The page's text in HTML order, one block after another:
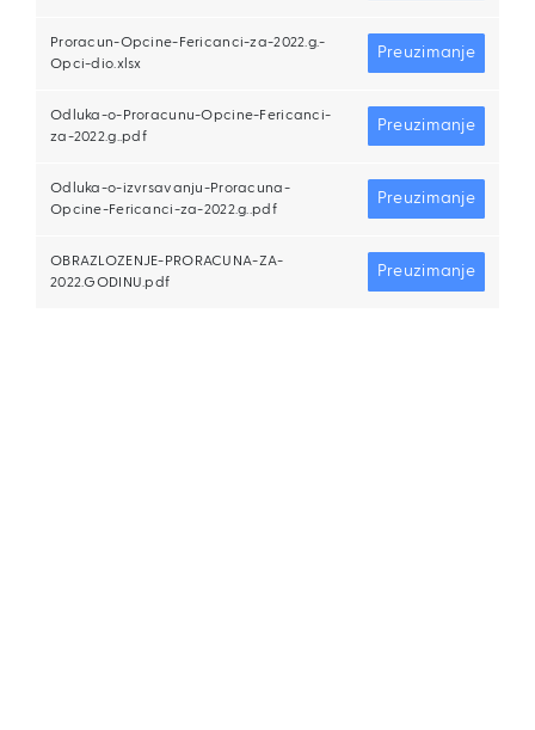
Proracun-Opcine-Fericanci-za-2022.g.-
Opci-dio.xlsx
Preuzimanje
Odluka-o-Proracunu-Opcine-Fericanci-
za-2022.g..pdf
Preuzimanje
Odluka-o-izvrsavanju-Proracuna-
Opcine-Fericanci-za-2022.g..pdf
Preuzimanje
OBRAZLOZENJE-PRORACUNA-ZA-
2022.GODINU.pdf
Preuzimanje